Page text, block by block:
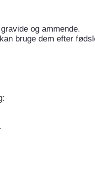
og ammende.
bruge dem efter